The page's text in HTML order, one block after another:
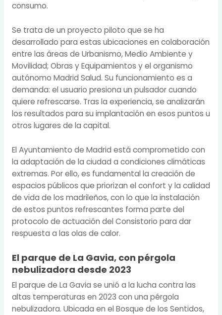
consumo.
Se trata de un proyecto piloto que se ha
desarrollado para estas ubicaciones en colaboración
entre las áreas de Urbanismo, Medio Ambiente y
Movilidad; Obras y Equipamientos y el organismo
autónomo Madrid Salud. Su funcionamiento es a
demanda: el usuario presiona un pulsador cuando
quiere refrescarse. Tras la experiencia, se analizarán
los resultados para su implantación en esos puntos u
otros lugares de la capital.
El Ayuntamiento de Madrid está comprometido con
la adaptación de la ciudad a condiciones climáticas
extremas. Por ello, es fundamental la creación de
espacios públicos que priorizan el confort y la calidad
de vida de los madrileños, con lo que la instalación
de estos puntos refrescantes forma parte del
protocolo de actuación del Consistorio para dar
respuesta a las olas de calor.
El parque de La Gavia, con pérgola
nebulizadora desde 2023
El parque de La Gavia se unió a la lucha contra las
altas temperaturas en 2023 con una pérgola
nebulizadora. Ubicada en el Bosque de los Sentidos,